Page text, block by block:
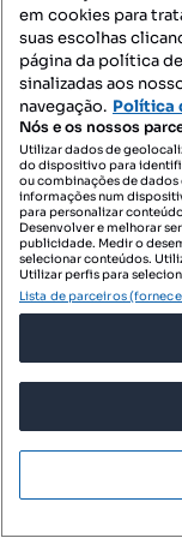
365 000 €
10500 m²
em cookies para
suas escolhas
página da política
sinalizadas aos
navegação. Política
Nós e os nossos
Utilizar dados de
do dispositivo para
ou combinações de dados
informações num
para personalizar
Desenvolver e melhorar
publicidade. Medir o
selecionar conteúdos.
Utilizar perfis para
Lista de parceiros